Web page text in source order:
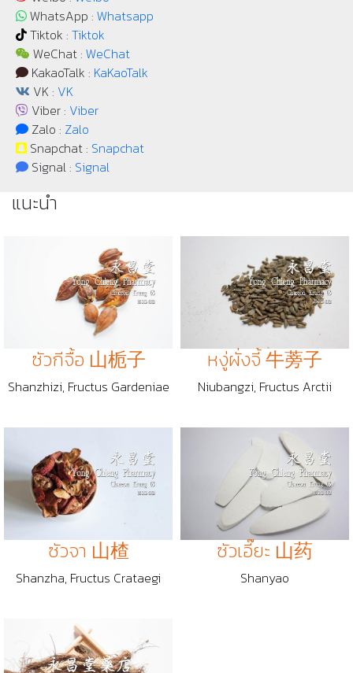
WhatsApp : Whatsapp
Tiktok : Tiktok
WeChat : WeChat
KakaoTalk : KaKaoTalk
VK : VK
Viber : Viber
Zalo : Zalo
Snapchat : Snapchat
Signal : Signal
แนะนำ
ซัวกีจื้อ 山栀子
Shanzhizi, Fructus Gardeniae
หงู่ผั่งจี้ 牛蒡子
Niubangzi, Fructus Arctii
ซัวจา 山楂
Shanzha, Fructus Crataegi
ซัวเอี๊ยะ 山药
Shanyao